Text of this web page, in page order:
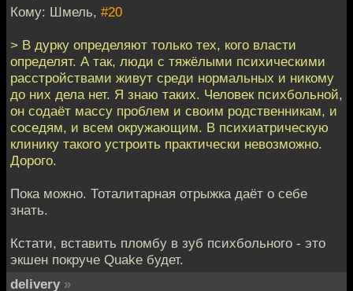
Кому: Шмель, #20
> В дурку определяют только тех, кого власти
определят. А так, люди с тяжёлыми психическими
расстройствами живут среди нормальных и никому
до них дела нет. Я знаю таких. Человек психбольной,
он содаёт массу проблем и своим родственникам, и
соседям, и всем окружающим. В психиатрическую
клинику такого устроить практически невозможно.
Дорого.
Пока можно. Тоталитарная отрыжка даёт о себе
знать.
Кстати, вставить пломбу в зуб психбольного - это
экшен покруче Quake будет.
delivery »